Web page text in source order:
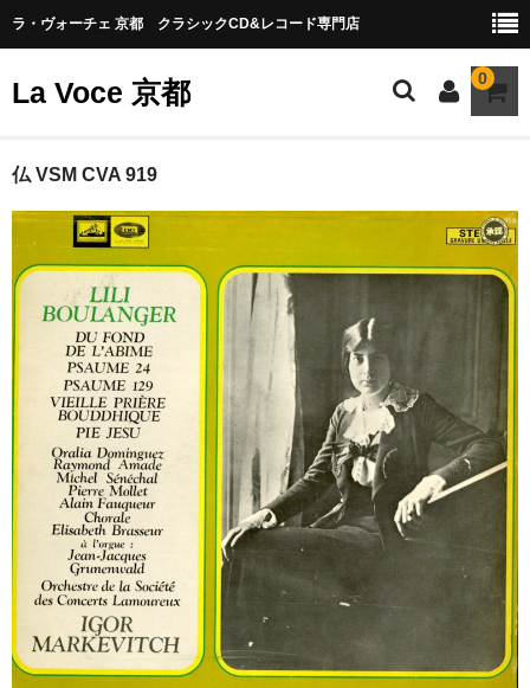
ラ・ヴォーチェ 京都 クラシックCD&レコード専門店
La Voce 京都 0
CATALOG LP
New arrival
交響曲・管弦楽曲
協奏曲
室内楽曲
器楽曲
声楽曲
合唱
オペラ
歌曲
古楽曲
仏 VSM CVA 919